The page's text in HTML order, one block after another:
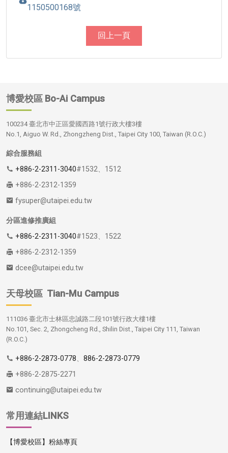
1150500168號
回上一頁
博愛校區 Bo-Ai Campus
100234 臺北市中正區愛國西路1號行政大樓3樓
No.1, Aiguo W. Rd., Zhongzheng Dist., Taipei City 100, Taiwan (R.O.C.)
綜合服務組
+886-2-2311-3040#1532、1512
+886-2-2312-1359
fysuper@utaipei.edu.tw
分區進修推廣組
+886-2-2311-3040#1523、1522
+886-2-2312-1359
dcee@utaipei.edu.tw
天母校區 Tian-Mu Campus
111036 臺北市士林區忠誠路二段101號行政大樓1樓
No.101, Sec. 2, Zhongcheng Rd., Shilin Dist., Taipei City 111, Taiwan
(R.O.C.)
+886-2-2873-0778、 886-2-2873-0779
+886-2-2875-2271
continuing@utaipei.edu.tw
常用連結LINKS
【博愛校區】粉絲專頁